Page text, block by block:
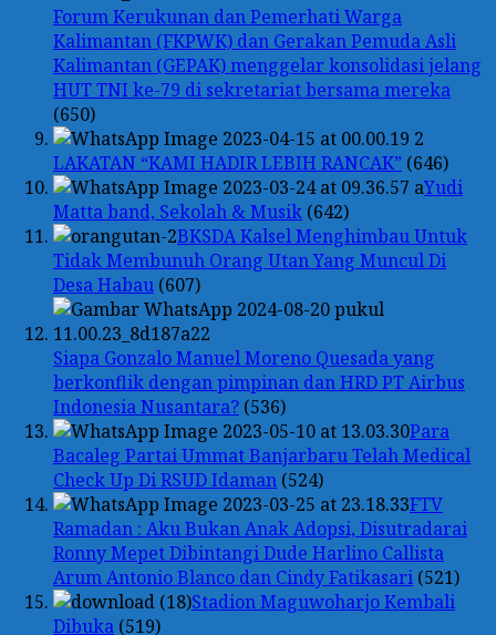
Forum Kerukunan dan Pemerhati Warga
Kalimantan (FKPWK) dan Gerakan Pemuda Asli
Kalimantan (GEPAK) menggelar konsolidasi jelang
HUT TNI ke-79 di sekretariat bersama mereka
(650)
LAKATAN “KAMI HADIR LEBIH RANCAK” (646)
Yudi
Matta band, Sekolah & Musik (642)
BKSDA Kalsel Menghimbau Untuk
Tidak Membunuh Orang Utan Yang Muncul Di
Desa Habau (607)
Siapa Gonzalo Manuel Moreno Quesada yang
berkonflik dengan pimpinan dan HRD PT Airbus
Indonesia Nusantara? (536)
Para
Bacaleg Partai Ummat Banjarbaru Telah Medical
Check Up Di RSUD Idaman (524)
FTV
Ramadan : Aku Bukan Anak Adopsi, Disutradarai
Ronny Mepet Dibintangi Dude Harlino Callista
Arum Antonio Blanco dan Cindy Fatikasari (521)
Stadion Maguwoharjo Kembali
Dibuka (519)